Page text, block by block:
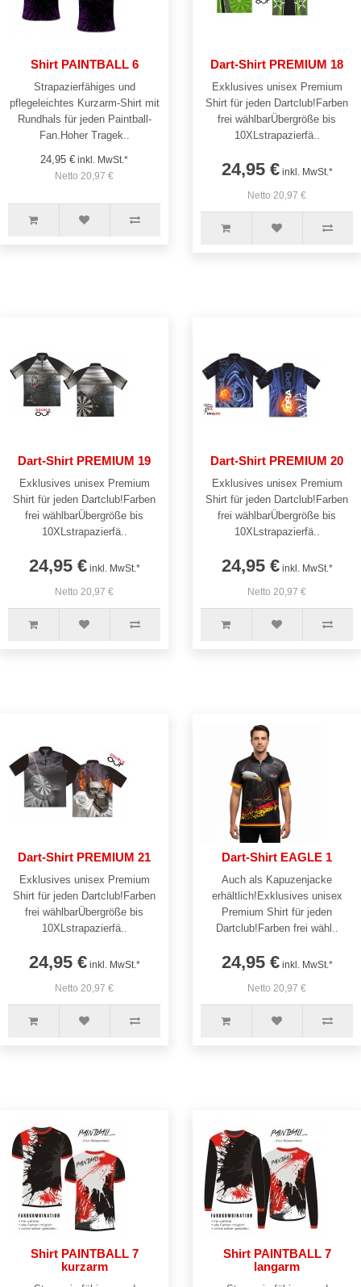
Shirt PAINTBALL 6
Strapazierfähiges und
pflegeleichtes Kurzarm-Shirt mit
Rundhals für jeden Paintball-
Fan.Hoher Tragek..
24,95 € inkl. MwSt.*
Netto 20,97 €
Dart-Shirt PREMIUM 18
Exklusives unisex Premium
Shirt für jeden Dartclub!Farben
frei wählbarÜbergröße bis
10XLstrapazierfä..
24,95 €inkl. MwSt.*
Netto 20,97 €
Dart-Shirt PREMIUM 19
Exklusives unisex Premium
Shirt für jeden Dartclub!Farben
frei wählbarÜbergröße bis
10XLstrapazierfä..
24,95 €inkl. MwSt.*
Netto 20,97 €
Dart-Shirt PREMIUM 20
Exklusives unisex Premium
Shirt für jeden Dartclub!Farben
frei wählbarÜbergröße bis
10XLstrapazierfä..
24,95 €inkl. MwSt.*
Netto 20,97 €
Dart-Shirt PREMIUM 21
Exklusives unisex Premium
Shirt für jeden Dartclub!Farben
frei wählbarÜbergröße bis
10XLstrapazierfä..
24,95 €inkl. MwSt.*
Netto 20,97 €
Dart-Shirt EAGLE 1
Auch als Kapuzenjacke
erhältlich!Exklusives unisex
Premium Shirt für jeden
Dartclub!Farben frei wähl..
24,95 €inkl. MwSt.*
Netto 20,97 €
Shirt PAINTBALL 7
kurzarm
Shirt PAINTBALL 7
langarm